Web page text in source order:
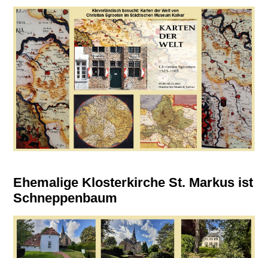
Ehemalige Klosterkirche St. Markus ist
Schneppenbaum